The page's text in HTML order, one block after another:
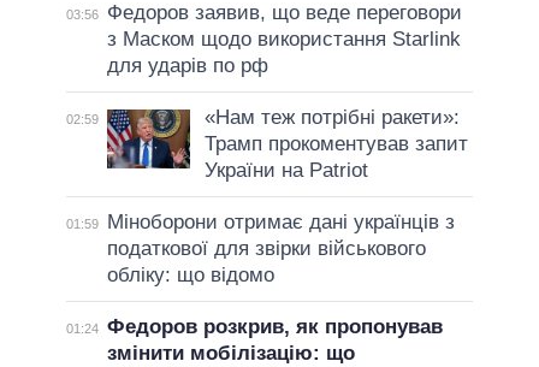
03:56
Федоров заявив, що веде переговори
з Маском щодо використання Starlink
для ударів по рф
02:59
«Нам теж потрібні ракети»:
Трамп прокоментував запит
України на Patriot
01:59
Міноборони отримає дані українців з
податкової для звірки військового
обліку: що відомо
01:24 Федоров розкрив, як пропонував
змінити мобілізацію: що